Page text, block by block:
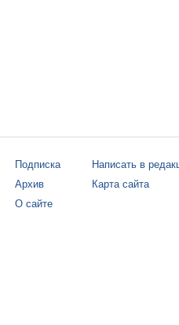
Подписка
Архив
О сайте
Написать в
Карта сайта